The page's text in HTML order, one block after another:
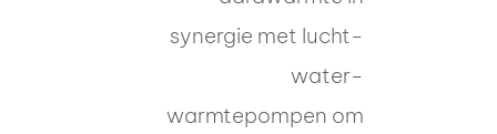
synergie met lucht-
water-
warmtepompen om